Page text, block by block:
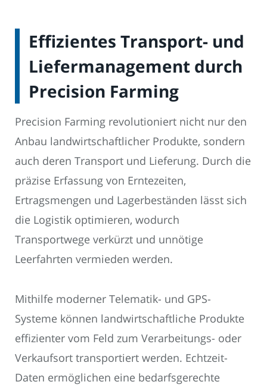
Effizientes Transport- und
Liefermanagement durch
Precision Farming
Precision Farming revolutioniert nicht nur den
Anbau landwirtschaftlicher Produkte, sondern
auch deren Transport und Lieferung. Durch die
präzise Erfassung von Erntezeiten,
Ertragsmengen und Lagerbeständen lässt sich
die Logistik optimieren, wodurch
Transportwege verkürzt und unnötige
Leerfahrten vermieden werden.
Mithilfe moderner Telematik- und GPS-
Systeme können landwirtschaftliche Produkte
effizienter vom Feld zum Verarbeitungs- oder
Verkaufsort transportiert werden. Echtzeit-
Daten ermöglichen eine bedarfsgerechte